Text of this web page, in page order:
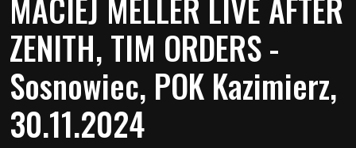
ZENITH, TIM ORDERS -
Sosnowiec, POK Kazimierz,
30.11.2024